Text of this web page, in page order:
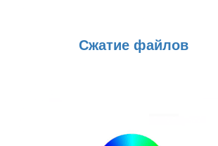
Сжатие файлов